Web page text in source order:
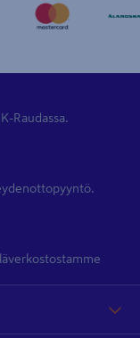
Raudassa.